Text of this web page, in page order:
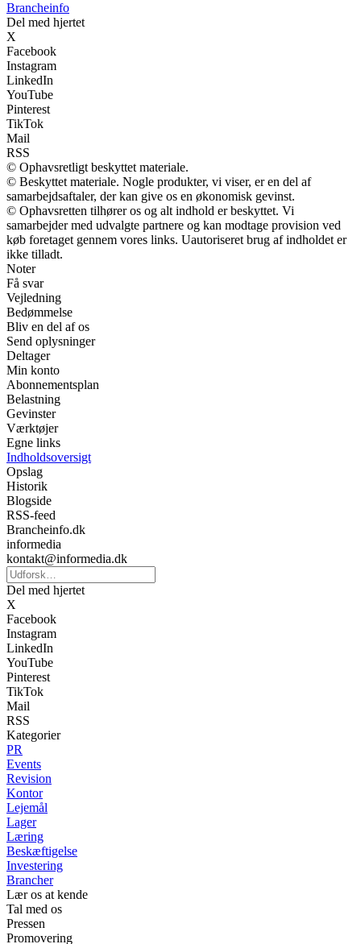
Brancheinfo
Del med hjertet
X
Facebook
Instagram
LinkedIn
YouTube
Pinterest
TikTok
Mail
RSS
© Ophavsretligt beskyttet materiale.
© Beskyttet materiale. Nogle produkter, vi viser, er en del af
samarbejdsaftaler, der kan give os en økonomisk gevinst.
© Ophavsretten tilhører os og alt indhold er beskyttet. Vi
samarbejder med udvalgte partnere og kan modtage provision ved
køb foretaget gennem vores links. Uautoriseret brug af indholdet er
ikke tilladt.
Noter
Få svar
Vejledning
Bedømmelse
Bliv en del af os
Send oplysninger
Deltager
Min konto
Abonnementsplan
Belastning
Gevinster
Værktøjer
Egne links
Indholdsoversigt
Opslag
Historik
Blogside
RSS-feed
Brancheinfo.dk
informedia
kontakt@informedia.dk
Del med hjertet
X
Facebook
Instagram
LinkedIn
YouTube
Pinterest
TikTok
Mail
RSS
Kategorier
PR
Events
Revision
Kontor
Lejemål
Lager
Læring
Beskæftigelse
Investering
Brancher
Lær os at kende
Tal med os
Pressen
Promovering